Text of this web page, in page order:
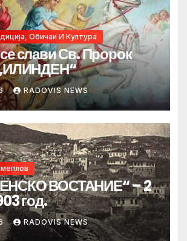
Обичаи И Култура
слави Св. Пророк
RADOVIS NEWS
ВОСТАНИЕ“ – 2
год.
RADOVIS NEWS